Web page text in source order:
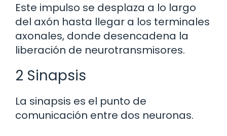
Este impulso se desplaza a lo largo
del axón hasta llegar a los terminales
axonales, donde desencadena la
liberación de neurotransmisores.
2 Sinapsis
La sinapsis es el punto de
comunicación entre dos neuronas.